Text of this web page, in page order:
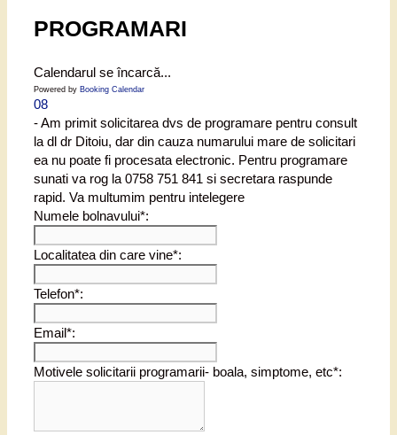
PROGRAMARI
Calendarul se încarcă...
Powered by Booking Calendar
08
- Am primit solicitarea dvs de programare pentru consult
la dl dr Ditoiu, dar din cauza numarului mare de solicitari
ea nu poate fi procesata electronic. Pentru programare
sunati va rog la 0758 751 841 si secretara raspunde
rapid. Va multumim pentru intelegere
Numele bolnavului*:
Localitatea din care vine*:
Telefon*:
Email*:
Motivele solicitarii programarii- boala, simptome, etc*: